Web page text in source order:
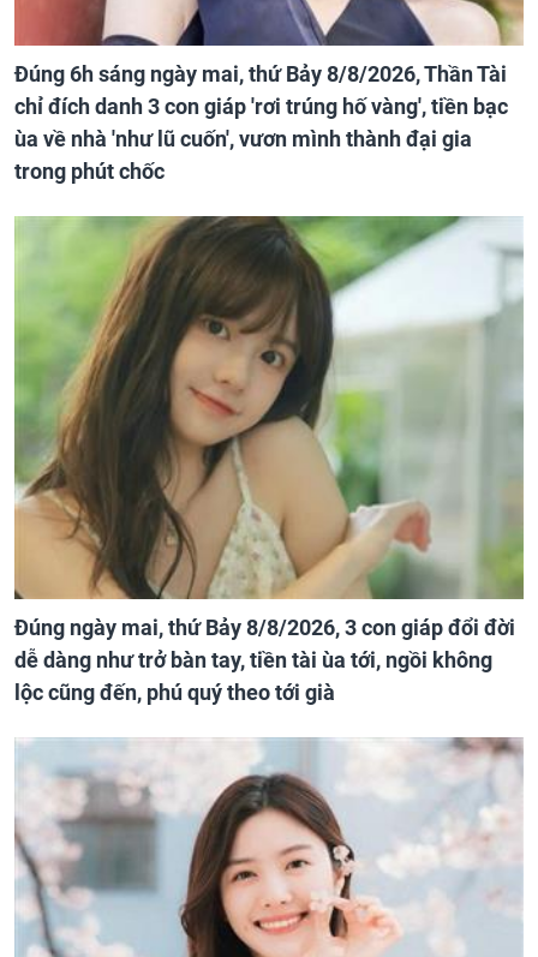
Đúng 6h sáng ngày mai, thứ Bảy 8/8/2026, Thần Tài
chỉ đích danh 3 con giáp 'rơi trúng hố vàng', tiền bạc
ùa về nhà 'như lũ cuốn', vươn mình thành đại gia
trong phút chốc
Đúng ngày mai, thứ Bảy 8/8/2026, 3 con giáp đổi đời
dễ dàng như trở bàn tay, tiền tài ùa tới, ngồi không
lộc cũng đến, phú quý theo tới già